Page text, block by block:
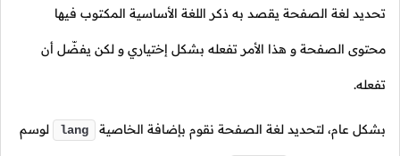
تحديد لغة الصفحة يقصد به ذكر اللغة الأساسية المكتوب فيها
محتوى الصفحة و هذا الأمر تفعله بشكل إختياري و لكن يفضّل أن
تفعله.
بشكل عام، لتحديد لغة الصفحة نقوم بإضافة الخاصية lang لوسم